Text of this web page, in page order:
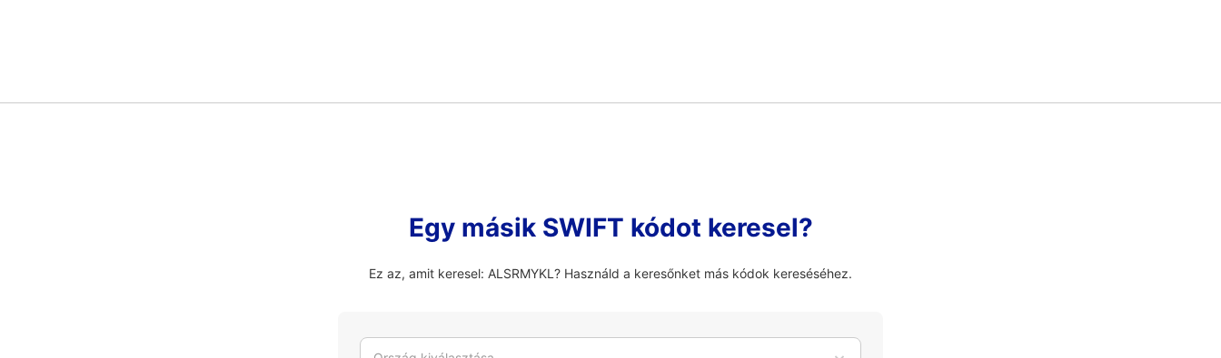
Egy másik SWIFT kódot keresel?
Ez az, amit keresel: ALSRMYKL? Használd a keresőnket más kódok kereséséhez.